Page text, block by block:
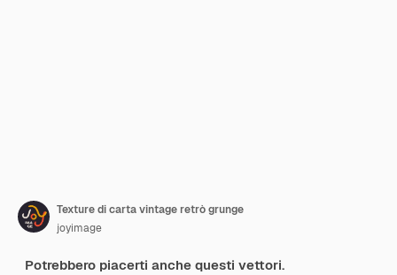
Texture di carta vintage retrò grunge
joyimage
Potrebbero piacerti anche questi vettori.